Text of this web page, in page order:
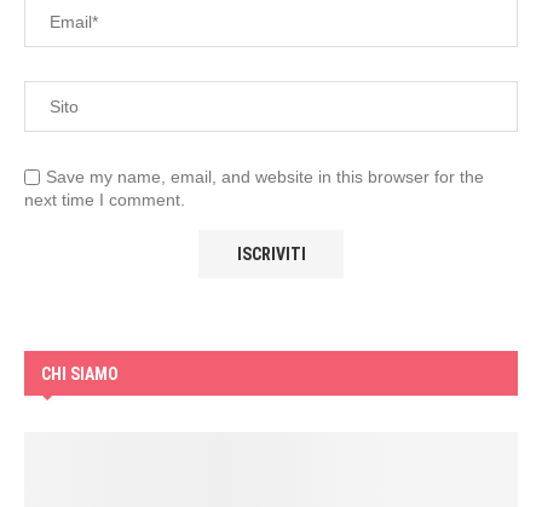
Save my name, email, and website in this browser for the
next time I comment.
CHI SIAMO